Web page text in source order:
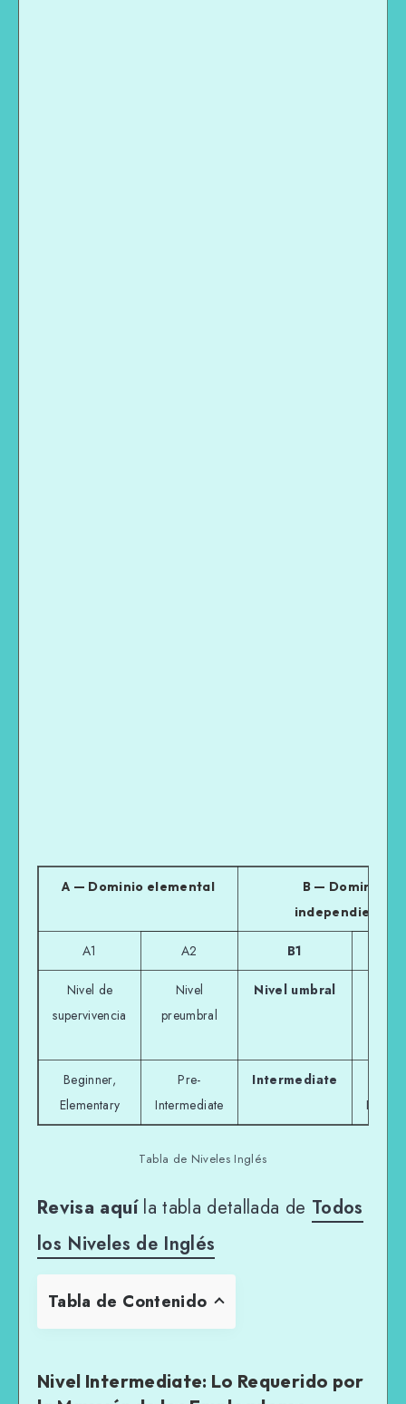
A — Dominio elemental
B — Dominio
independiente
A1 A2 B1
Nivel de
supervivencia
Nivel
preumbral
Nivel umbral
Beginner,
Elementary
Pre-
Intermediate
Intermediate
Tabla de Niveles Inglés
Revisa aquíla tabla detallada de Todos
los Niveles de Inglés
Tabla de Contenido
Nivel Intermediate: Lo Requerido por